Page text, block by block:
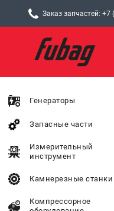
Заказ запчастей: +7
Генераторы
Запасные части
Измерительный
инструмент
Камнерезные станки
Компрессорное